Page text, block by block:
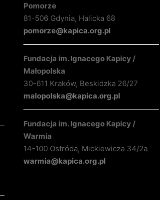
Pomorze
81-506 Gdynia, Halicka 68
pomorze@kapica.org.pl
Fundacja im. Ignacego Kapicy /
Małopolska
30-611 Kraków, Beskidzka 26/27
malopolska@kapica.org.pl
Fundacja im. Ignacego Kapicy /
Warmia
14-100 Ostróda, Mickiewicza 34/2a
warmia@kapica.org.pl